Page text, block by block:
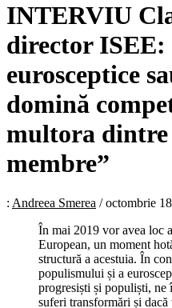
INTERVIU
director ISEE:
eurosceptice
domină
multora dintre
membre”
: Andreea Smerea /octombrie
În mai 2019 vor avea loc
European, un moment
structură a acestuia. În
populismului și a
progresiști și populiști, ne
suferi transformări și